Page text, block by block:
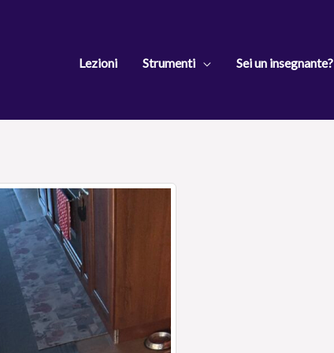
Lezioni Strumenti Sei un insegnante?